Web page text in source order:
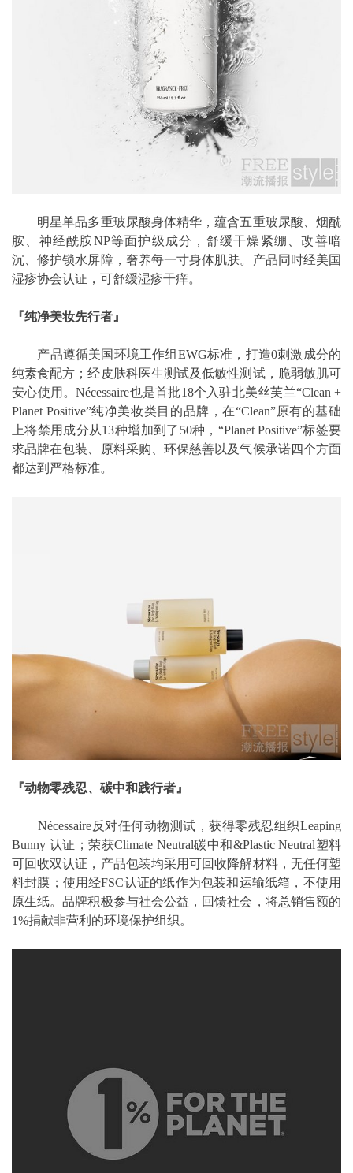
明星单品多重玻尿酸身体精华，蕴含五重玻尿酸、烟酰
胺、神经酰胺NP等面护级成分，舒缓干燥紧绷、改善暗
沉、修护锁水屏障，奢养每一寸身体肌肤。产品同时经美国
湿疹协会认证，可舒缓湿疹干痒。
『纯净美妆先行者』
产品遵循美国环境工作组EWG标准，打造0刺激成分的
纯素食配方；经皮肤科医生测试及低敏性测试，脆弱敏肌可
安心使用。Nécessaire也是首批18个入驻北美丝芙兰“Clean +
Planet Positive”纯净美妆类目的品牌，在“Clean”原有的基础
上将禁用成分从13种增加到了50种，“Planet Positive”标签要
求品牌在包装、原料采购、环保慈善以及气候承诺四个方面
都达到严格标准。
『动物零残忍、碳中和践行者』
Nécessaire反对任何动物测试，获得零残忍组织Leaping
Bunny 认证；荣获Climate Neutral碳中和&Plastic Neutral塑料
可回收双认证，产品包装均采用可回收降解材料，无任何塑
料封膜；使用经FSC认证的纸作为包装和运输纸箱，不使用
原生纸。品牌积极参与社会公益，回馈社会，将总销售额的
1%捐献非营利的环境保护组织。